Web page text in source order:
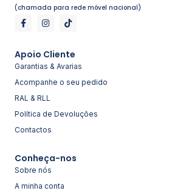
(chamada para rede móvel nacional)
Apoio Cliente
Garantias & Avarias
Acompanhe o seu pedido
RAL & RLL
Política de Devoluções
Contactos
Conheça-nos
Sobre nós
A minha conta